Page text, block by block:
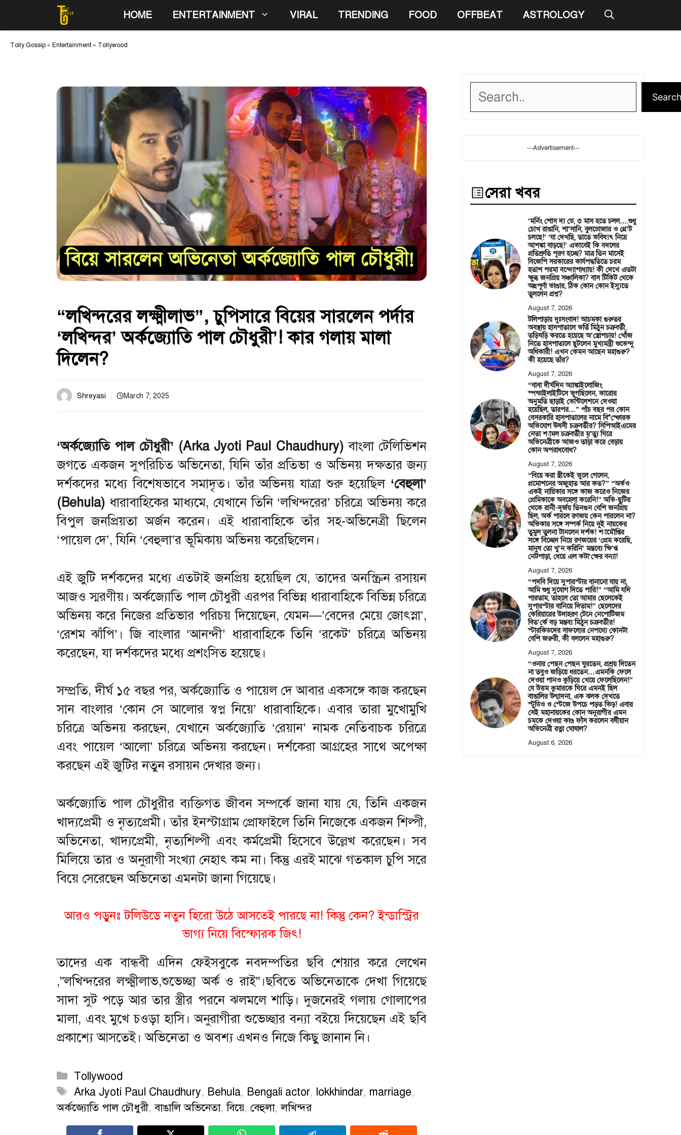
to
content
HOME ENTERTAINMENT VIRAL TRENDING FOOD OFFBEAT ASTROLOGY
Tolly Gossip » Entertainment » Tollywood
“লখিন্দরের লক্ষ্মীলাভ”, চুপিসারে বিয়ের সারলেন পর্দার
‘লখিন্দর’ অর্কজ্যোতি পাল চৌধুরী’! কার গলায় মালা
দিলেন?
Shreyasi March 7, 2025
‘অর্কজ্যোতি পাল চৌধুরী’ (Arka Jyoti Paul Chaudhury)বাংলা টেলিভিশন
জগতে একজন সুপরিচিত অভিনেতা, যিনি তাঁর প্রতিভা ও অভিনয় দক্ষতার জন্য
দর্শকদের মধ্যে বিশেষভাবে সমাদৃত। তাঁর অভিনয় যাত্রা শুরু হয়েছিল‘বেহুলা’
(Behula) ধারাবাহিকের মাধ্যমে, যেখানে তিনি ‘লখিন্দরের’ চরিত্রে অভিনয় করে
বিপুল জনপ্রিয়তা অর্জন করেন। এই ধারাবাহিকে তাঁর সহ-অভিনেত্রী ছিলেন
‘পায়েল দে’, যিনি ‘বেহুলা’র ভূমিকায় অভিনয় করেছিলেন।
এই জুটি দর্শকদের মধ্যে এতটাই জনপ্রিয় হয়েছিল যে, তাদের অনস্ক্রিন রসায়ন
আজও স্মরণীয়। অর্কজ্যোতি পাল চৌধুরী এরপর বিভিন্ন ধারাবাহিকে বিভিন্ন চরিত্রে
অভিনয় করে নিজের প্রতিভার পরিচয় দিয়েছেন, যেমন—’বেদের মেয়ে জোৎস্না’,
‘রেশম ঝাঁপি’। জি বাংলার ‘আনন্দী’ ধারাবাহিকে তিনি ‘রকেট’ চরিত্রে অভিনয়
করেছেন, যা দর্শকদের মধ্যে প্রশংসিত হয়েছে।
সম্প্রতি, দীর্ঘ ১৫ বছর পর, অর্কজ্যোতি ও পায়েল দে আবার একসঙ্গে কাজ করছেন
সান বাংলার ‘কোন সে আলোর স্বপ্ন নিয়ে’ ধারাবাহিকে। এবার তারা মুখোমুখি
চরিত্রে অভিনয় করছেন, যেখানে অর্কজ্যোতি ‘রেয়ান’ নামক নেতিবাচক চরিত্রে
এবং পায়েল ‘আলো’ চরিত্রে অভিনয় করছেন। দর্শকেরা আগ্রহের সাথে অপেক্ষা
করছেন এই জুটির নতুন রসায়ন দেখার জন্য।
অর্কজ্যোতি পাল চৌধুরীর ব্যক্তিগত জীবন সম্পর্কে জানা যায় যে, তিনি একজন
খাদ্যপ্রেমী ও নৃত্যপ্রেমী। তাঁর ইনস্টাগ্রাম প্রোফাইলে তিনি নিজেকে একজন শিল্পী,
অভিনেতা, খাদ্যপ্রেমী, নৃত্যশিল্পী এবং কর্মপ্রেমী হিসেবে উল্লেখ করেছেন। সব
মিলিয়ে তার ও অনুরাগী সংখ্যা নেহাৎ কম না। কিন্তু এরই মাঝে গতকাল চুপি সরে
বিয়ে সেরেছেন অভিনেতা এমনটা জানা গিয়েছে।
আরও পড়ুনঃটলিউডে নতুন হিরো উঠে আসতেই পারছে না! কিন্তু কেন? ইন্ডাস্ট্রির
ভাগ্য নিয়ে বিস্ফোরক জিৎ!
তাদের এক বান্ধবী এদিন ফেইসবুকে নবদম্পতির ছবি শেয়ার করে লেখেন
,”লখিন্দরের লক্ষ্মীলাভ,শুভেচ্ছা অর্ক ও রাই”।ছবিতে অভিনেতাকে দেখা গিয়েছে
সাদা সুট পড়ে আর তার স্ত্রীর পরনে ঝলমলে শাড়ি। দুজনেরই গলায় গোলাপের
মালা, এবং মুখে চওড়া হাসি। অনুরাগীরা শুভেচ্ছার বন্যা বইয়ে দিয়েছেন এই ছবি
প্রকাশ্যে আসতেই। অভিনেতা ও অবশ্য এখনও নিজে কিছু জানান নি।
Categories
Tollywood
Tags
Arka Jyoti Paul Chaudhury, Behula, Bengali actor, lokkhindar, marriage,
অর্কজ্যোতি পাল চৌধুরী,বাঙালি অভিনেতা,বিয়ে, বেহুলা,লখিন্দর
Search
---Advertisement---
সেরা খবর
‘মর্নিং শোস দ্য ডে, ৩ মাস হতে চলল….শুধু
চোখ রাঙানি, শা’সানি, বুলডোজার ও থ্রে’ট
চলছে!’ ‘যা দেখছি, তাতে ভবিষ্যৎ নিয়ে
আশঙ্কা বাড়ছে!’ এভাবেই কি বদলের
প্রতিশ্রুতি পূরণ হচ্ছে? মাত্র তিন মাসেই
বিজেপি সরকারের কার্যপদ্ধতিতে চরম
হতাশ পরমা বন্দ্যোপাধ্যায়! কী দেখে এতটা
ক্ষুব্ধ জনপ্রিয় সঞ্চালিকা? বাস টিকিট থেকে
অন্নপূর্ণা ভাণ্ডার, ঠিক কোন কোন ইস্যুতে
তুললেন প্রশ্ন?
August 7, 2026
টলিপাড়ায় দুঃসংবাদ! আচমকা গুরুতর
অবস্থায় হাসপাতালে ভর্তি মিঠুন চক্রবর্তী,
তড়িঘড়ি করতে হয়েছে অ’স্ত্রোপচার! খোঁজ
নিতে হাসপাতালে ছুটলেন মুখ্যমন্ত্রী শুভেন্দু
অধিকারী! এখন কেমন আছেন মহাগুরু?
কী হয়েছে তাঁর?
August 7, 2026
“বাবা দীর্ঘদিন অ্যাঙ্কাইলোজিং
স্পন্ডাইলাইটিসে ভুগছিলেন, কারোর
অনুমতি ছাড়াই ভেন্টিলেশনে দেওয়া
হয়েছিল, তারপর…” পাঁচ বছর পর কোন
বেসরকারি হাসপাতালের নামে বি*স্ফোরক
অভিযোগ ঊষসী চক্রবর্তীর? সিপিআইএমের
নেতা শ্যামল চক্রবর্তীর মৃ’ত্যু ঘিরে
অভিনেত্রীকে আজও তাড়া করে বেড়ায়
কোন অপরাধবোধ?
August 7, 2026
“বিয়ে করা স্ত্রীকেই ভুলে গেলেন,
প্রমোশনের অজুহাত আর কত?” “অর্কও
একই নায়িকার সঙ্গে কাজ করেও নিজের
প্রেমিকাকে অবহেলা করেনি!” অভি-ছুটির
থেকে রানী-দূর্জয় তিনগুন বেশি জনপ্রিয়
ছিল, অর্ক পারলে রণজয় কেন পারলেন না?
অভিকার সঙ্গে সম্পর্ক নিয়ে দুই নায়কের
তুমুল তুলনা টানলেন দর্শক! শ্যামৌপ্তির
সঙ্গে বিচ্ছেদ নিয়ে রণজয়ের ‘প্রেম করেছি,
মানুষ তো খু’ন করিনি’ মন্তব্যে ক্ষি’প্ত
নেটপাড়া, ধেয়ে এল কটা’ক্ষের বন্যা!
August 7, 2026
“পদবি দিয়ে সুপারস্টার বানানো যায় না,
আমি শুধু সুযোগ দিতে পারি!” “আমি যদি
পারতাম, তাহলে তো আমার ছেলেকেই
সুপারস্টার বানিয়ে দিতাম!” ছেলেদের
কেরিয়ারের উদাহরণ টেনে নেপোটিজম
বিত’র্কে বড় মন্তব্য মিঠুন চক্রবর্তীর!
স্টারকিডদের সাফল্যের নেপথ্যে কোনটা
বেশি জরুরী, কী বললেন মহাগুরু?
August 7, 2026
“ওনার পেছন পেছন ঘুরতেন, প্রশ্রয় দিতেন
না তবুও জড়িয়ে ধরতেন…এমনকি ফেলে
দেওয়া পানও কুড়িয়ে খেয়ে ফেলেছিলেন!”
যে উত্তম কুমারকে ঘিরে এমনই ছিল
বাঙালির উন্মাদনা, এক ঝলক দেখতে
স্টুডিও ও স্টেজে উপচে পড়ত ভিড়! এবার
সেই মহানায়কের কোন অনুরাগীর এমন
চমকে দেওয়া কাণ্ড ফাঁস করলেন বর্ষীয়ান
অভিনেত্রী রত্না ঘোষাল?
August 6, 2026